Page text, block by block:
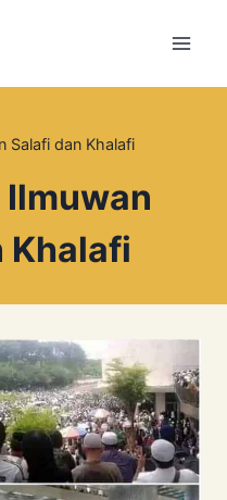
Salafi dan Khalafi
Khalafi